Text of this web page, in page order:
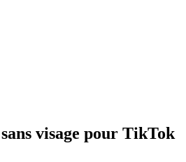
visage pour TikTok